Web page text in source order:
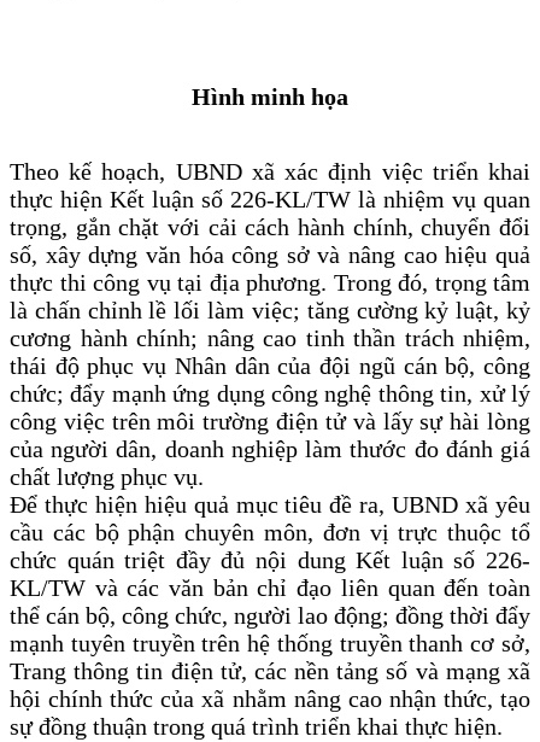
Hình minh họa
Theo kế hoạch, UBND xã xác định việc triển khai
thực hiện Kết luận số 226-KL/TW là nhiệm vụ quan
trọng, gắn chặt với cải cách hành chính, chuyển đổi
số, xây dựng văn hóa công sở và nâng cao hiệu quả
thực thi công vụ tại địa phương. Trong đó, trọng tâm
là chấn chỉnh lề lối làm việc; tăng cường kỷ luật, kỷ
cương hành chính; nâng cao tinh thần trách nhiệm,
thái độ phục vụ Nhân dân của đội ngũ cán bộ, công
chức; đẩy mạnh ứng dụng công nghệ thông tin, xử lý
công việc trên môi trường điện tử và lấy sự hài lòng
của người dân, doanh nghiệp làm thước đo đánh giá
chất lượng phục vụ.
Để thực hiện hiệu quả mục tiêu đề ra, UBND xã yêu
cầu các bộ phận chuyên môn, đơn vị trực thuộc tổ
chức quán triệt đầy đủ nội dung Kết luận số 226-
KL/TW và các văn bản chỉ đạo liên quan đến toàn
thể cán bộ, công chức, người lao động; đồng thời đẩy
mạnh tuyên truyền trên hệ thống truyền thanh cơ sở,
Trang thông tin điện tử, các nền tảng số và mạng xã
hội chính thức của xã nhằm nâng cao nhận thức, tạo
sự đồng thuận trong quá trình triển khai thực hiện.